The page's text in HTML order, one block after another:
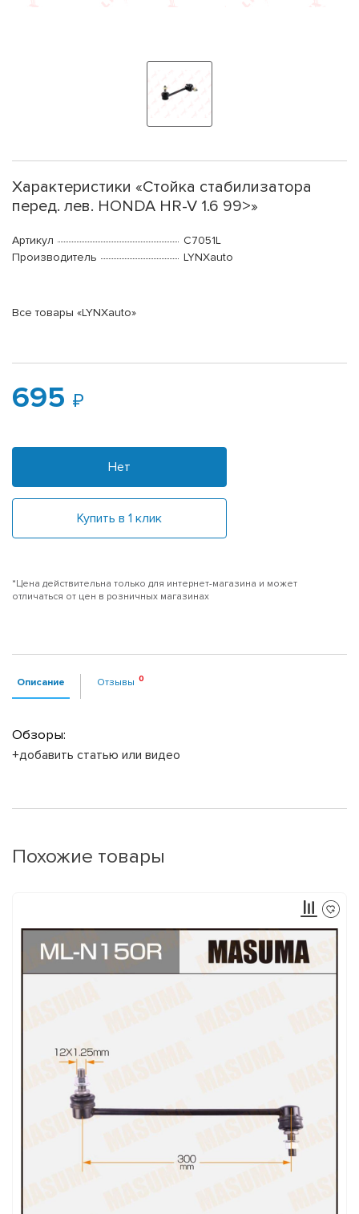
Характеристики «Стойка стабилизатора
перед. лев. HONDA HR-V 1.6 99>»
Артикул
C7051L
Производитель
LYNXauto
Все товары «LYNXauto»
695
Нет
Купить в 1 клик
*Цена действительна только для интернет-магазина и может
отличаться от цен в розничных магазинах
Описание Отзывы
Обзоры:
+добавить статью или видео
Похожие товары